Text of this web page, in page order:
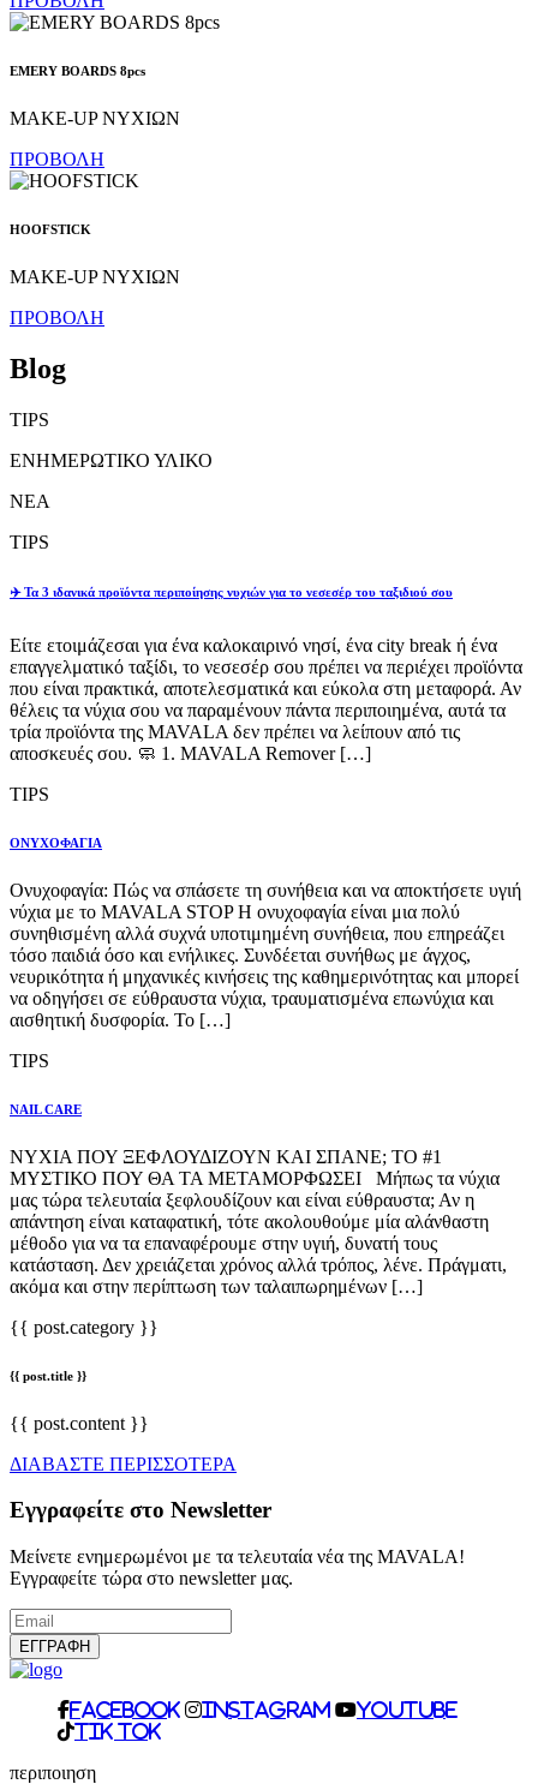
EMERY BOARDS 8pcs
MAKE-UP ΝΥΧΙΩΝ
ΠΡΟΒΟΛΗ
HOOFSTICK
MAKE-UP ΝΥΧΙΩΝ
ΠΡΟΒΟΛΗ
Blog
TIPS
ΕΝΗΜΕΡΩΤΙΚΟ ΥΛΙΚΟ
ΝΕΑ
TIPS
✈️ Τα 3 ιδανικά προϊόντα περιποίησης νυχιών για το νεσεσέρ του ταξιδιού σου
Είτε ετοιμάζεσαι για ένα καλοκαιρινό νησί, ένα city break ή ένα
επαγγελματικό ταξίδι, το νεσεσέρ σου πρέπει να περιέχει προϊόντα
που είναι πρακτικά, αποτελεσματικά και εύκολα στη μεταφορά. Αν
θέλεις τα νύχια σου να παραμένουν πάντα περιποιημένα, αυτά τα
τρία προϊόντα της MAVALA δεν πρέπει να λείπουν από τις
αποσκευές σου. 🧼 1. MAVALA Remover […]
TIPS
ΟΝΥΧΟΦΑΓΙΑ
Ονυχοφαγία: Πώς να σπάσετε τη συνήθεια και να αποκτήσετε υγιή
νύχια με το MAVALA STOP Η ονυχοφαγία είναι μια πολύ
συνηθισμένη αλλά συχνά υποτιμημένη συνήθεια, που επηρεάζει
τόσο παιδιά όσο και ενήλικες. Συνδέεται συνήθως με άγχος,
νευρικότητα ή μηχανικές κινήσεις της καθημερινότητας και μπορεί
να οδηγήσει σε εύθραυστα νύχια, τραυματισμένα επωνύχια και
αισθητική δυσφορία. Το […]
TIPS
NAIL CARE
ΝΥΧΙΑ ΠΟΥ ΞΕΦΛΟΥΔΙΖΟΥΝ ΚΑΙ ΣΠΑΝΕ; ΤΟ #1
ΜΥΣΤΙΚΟ ΠΟΥ ΘΑ ΤΑ ΜΕΤΑΜΟΡΦΩΣΕΙ Μήπως τα νύχια
μας τώρα τελευταία ξεφλουδίζουν και είναι εύθραυστα; Αν η
απάντηση είναι καταφατική, τότε ακολουθούμε μία αλάνθαστη
μέθοδο για να τα επαναφέρουμε στην υγιή, δυνατή τους
κατάσταση. Δεν χρειάζεται χρόνος αλλά τρόπος, λένε. Πράγματι,
ακόμα και στην περίπτωση των ταλαιπωρημένων […]
{{ post.category }}
{{ post.title }}
{{ post.content }}
ΔΙΑΒΑΣΤΕ ΠΕΡΙΣΣΟΤΕΡΑ
Εγγραφείτε στο Newsletter
Μείνετε ενημερωμένοι με τα τελευταία νέα της MAVALA!
Εγγραφείτε τώρα στο newsletter μας.
facebook Instagram
Youtube
Tik Tok
περιποιηση